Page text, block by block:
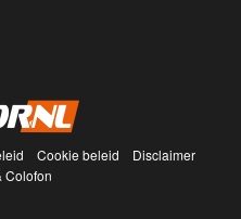
Cookie beleid
Disclaimer
Colofon